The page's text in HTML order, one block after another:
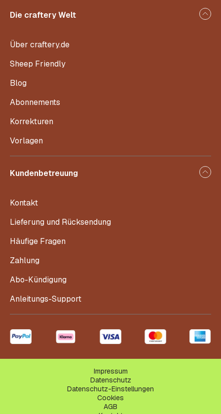
Die craftery Welt
Über craftery.de
Sheep Friendly
Blog
Abonnements
Korrekturen
Vorlagen
Kundenbetreuung
Kontakt
Lieferung und Rücksendung
Häufige Fragen
Zahlung
Abo-Kündigung
Anleitungs-Support
Impressum
Datenschutz
Datenschutz-Einstellungen
Cookies
AGB